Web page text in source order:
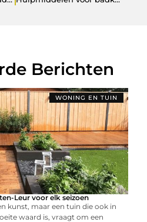
Berichten
WONING EN TUIN
Leur voor elk seizoen
kunst, maar een tuin die ook in
waard is, vraagt om een